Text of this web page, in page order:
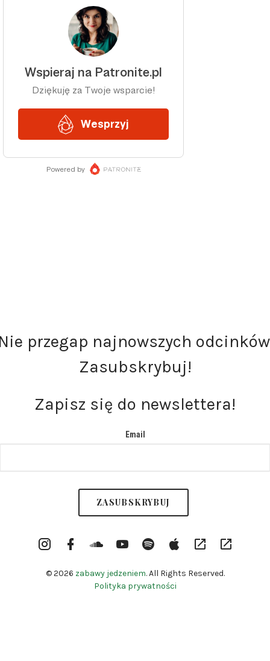
przegap najnowszych
Zasubskrybuj!
Zapisz się do newslettera!
Email
Instargram
Profile
Soundcloud
YouTube
Channel
Spotify itunes RSS
© 2026 zabawy jedzeniem. All Rights Reserved.
Polityka prywatności